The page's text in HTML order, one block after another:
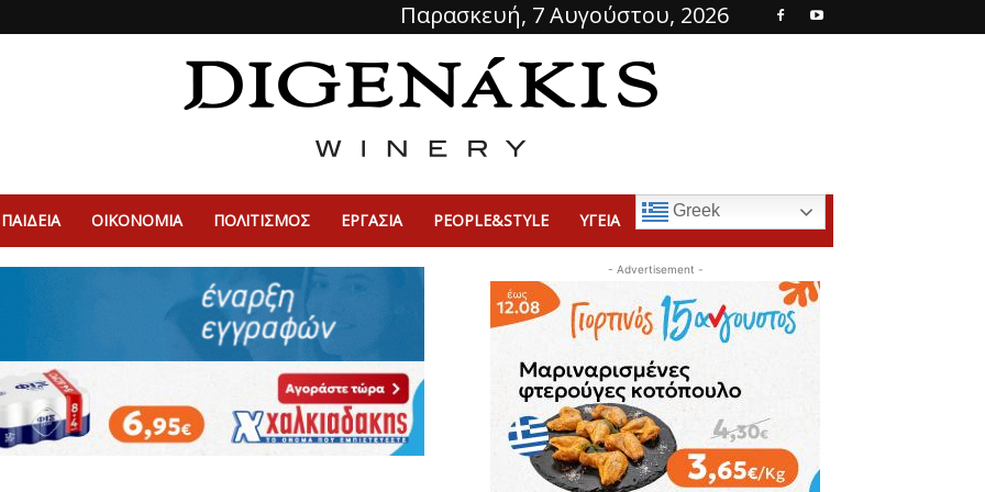
Παρασκευή, 7 Αυγούστου, 2026
ΠΑΙΔΕΙΑ ΟΙΚΟΝΟΜΙΑ ΠΟΛΙΤΙΣΜΌΣ ΕΡΓΑΣΙΑ PEOPLE&STYLE ΥΓΕΙΑ Greek
- Advertisement -